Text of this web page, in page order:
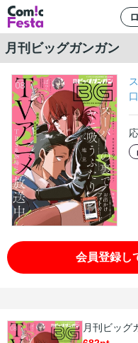
月刊ビッグガンガン
会員登録し
月刊ビッグ